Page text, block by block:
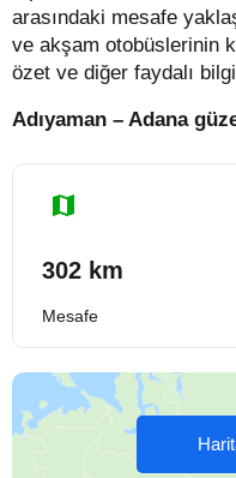
arasındaki mesafe
ve akşam otobüslerinin
özet ve diğer faydalı
Adıyaman – Adana
302 km
Mesafe